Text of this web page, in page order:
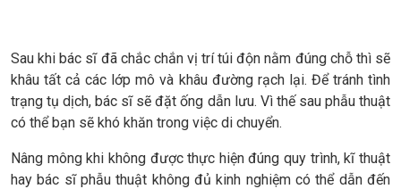
Sau khi bác sĩ đã chắc chắn vị trí túi độn nằm đúng chỗ thì sẽ
khâu tất cả các lớp mô và khâu đường rạch lại. Để tránh tình
trạng tụ dịch, bác sĩ sẽ đặt ống dẫn lưu. Vì thế sau phẫu thuật
có thể bạn sẽ khó khăn trong việc di chuyển.
Nâng mông khi không được thực hiện đúng quy trình, kĩ thuật
hay bác sĩ phẫu thuật không đủ kinh nghiệm có thể dẫn đến